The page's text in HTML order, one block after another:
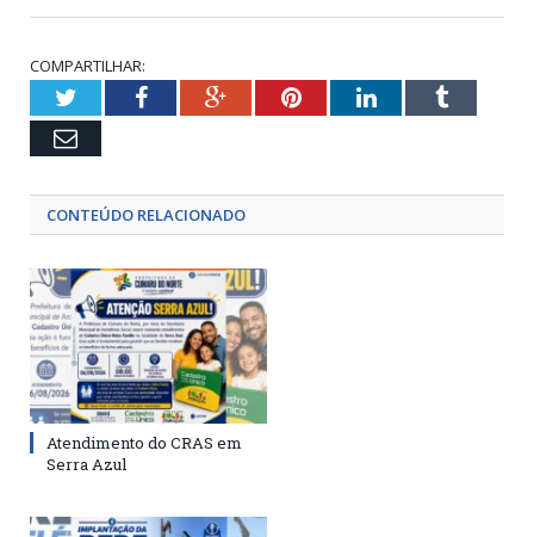
COMPARTILHAR:
TwitterFacebookGoogle+PinterestLinkedInTumblr
Email
CONTEÚDO RELACIONADO
Atendimento do CRAS em
Serra Azul